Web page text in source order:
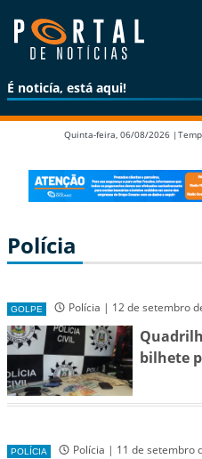
É noticía, está aqui!
Quinta-feira, 06/08/2026 |
Polícia
GOLPE Polícia | 12 de setembro
bilhete
POLÍCIA Polícia | 11 de setembro